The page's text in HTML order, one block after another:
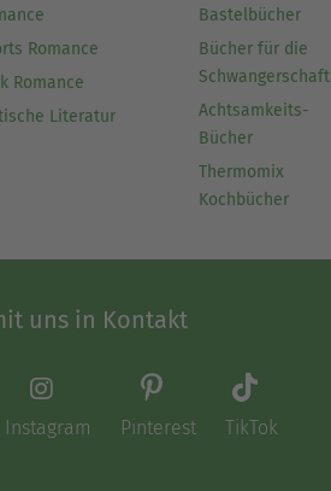
Romance
Romance
Literatur
Bastelbücher
Bücher für die
Schwangerschaft
Achtsamkeits-
Bücher
Thermomix
Kochbücher
uns in Kontakt
Instagram Pinterest TikTok